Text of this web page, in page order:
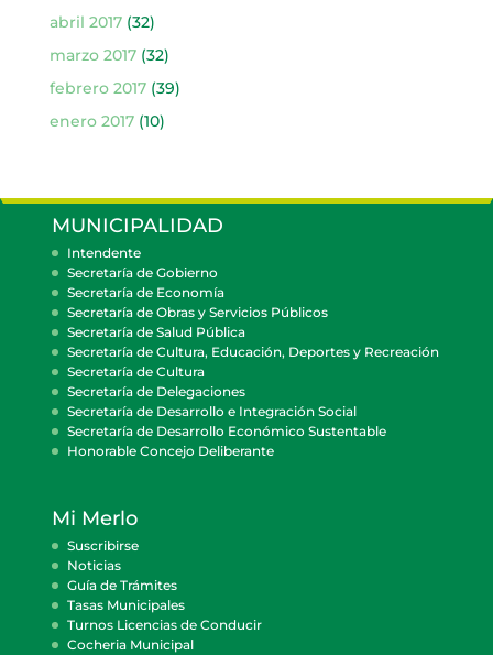
abril 2017(32)
marzo 2017(32)
febrero 2017(39)
enero 2017(10)
MUNICIPALIDAD
Intendente
Secretaría de Gobierno
Secretaría de Economía
Secretaría de Obras y Servicios Públicos
Secretaría de Salud Pública
Secretaría de Cultura, Educación, Deportes y Recreación
Secretaría de Cultura
Secretaría de Delegaciones
Secretaría de Desarrollo e Integración Social
Secretaría de Desarrollo Económico Sustentable
Honorable Concejo Deliberante
Mi Merlo
Suscribirse
Noticias
Guía de Trámites
Tasas Municipales
Turnos Licencias de Conducir
Cocheria Municipal